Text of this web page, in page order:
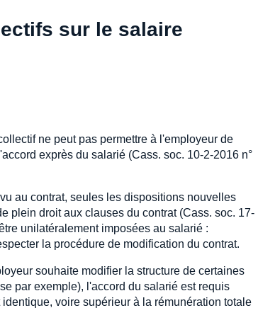
sur le salaire
ne peut pas permettre à l'employeur de
exprès du salarié (Cass. soc. 10-2-2016 n°
au contrat, seules les dispositions nouvelles
plein droit aux clauses du contrat (Cass. soc. 17-
unilatéralement imposées au salarié :
la procédure de modification du contrat.
souhaite modifier la structure de certaines
par exemple), l'accord du salarié est requis
voire supérieur à la rémunération totale